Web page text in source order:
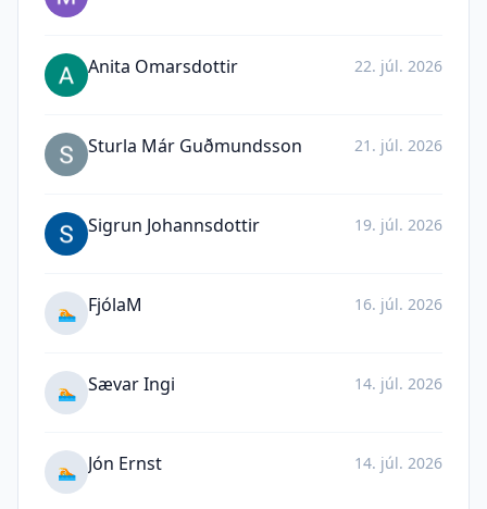
Anita Omarsdottir 22. júl. 2026
Sturla Már Guðmundsson 21. júl. 2026
Sigrun Johannsdottir 19. júl. 2026
🏊 FjólaM 16. júl. 2026
🏊 Sævar Ingi 14. júl. 2026
🏊 Jón Ernst 14. júl. 2026